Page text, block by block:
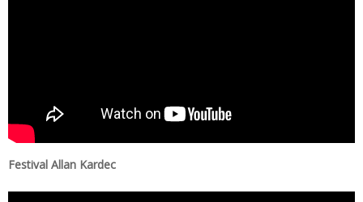
Festival Allan Kardec